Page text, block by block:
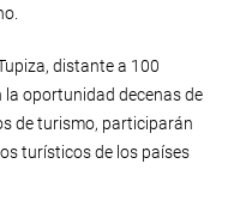
distante a 100
la oportunidad decenas de
de turismo, participarán
turísticos de los países